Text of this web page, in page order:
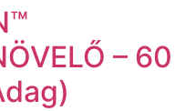
– 60